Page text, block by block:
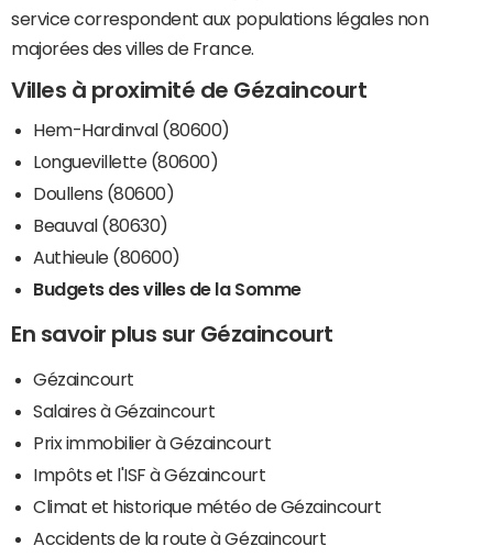
service correspondent aux populations légales non
majorées des villes de France.
Villes à proximité de Gézaincourt
Hem-Hardinval (80600)
Longuevillette (80600)
Doullens (80600)
Beauval (80630)
Authieule (80600)
Budgets des villes de la Somme
En savoir plus sur Gézaincourt
Gézaincourt
Salaires à Gézaincourt
Prix immobilier à Gézaincourt
Impôts et l'ISF à Gézaincourt
Climat et historique météo de Gézaincourt
Accidents de la route à Gézaincourt